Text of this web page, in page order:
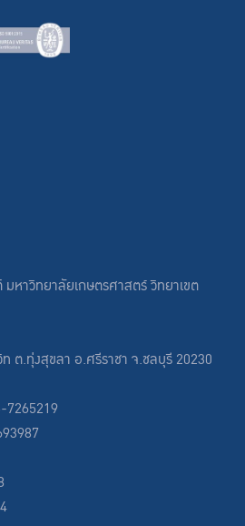
หาวิทยาลัยเกษตรศาสตร์ วิทยาเขต
ต.ทุ่งสุขลา อ.ศรีราชา จ.ชลบุรี 20230
7265219